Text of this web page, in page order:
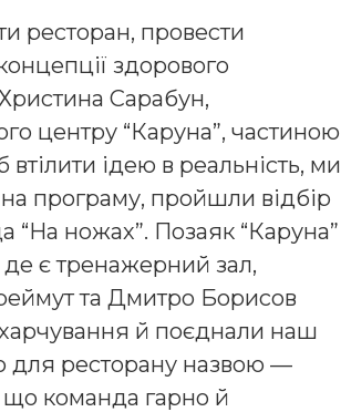
ресторан, провести
здорового
Сарабун,
центру “Каруна”, частиною
ідею в реальність, ми
програму, пройшли відбір
“На ножах”. Позаяк “Каруна”
є тренажерний зал,
та Дмитро Борисов
й поєднали наш
для ресторану назвою —
що команда гарно й